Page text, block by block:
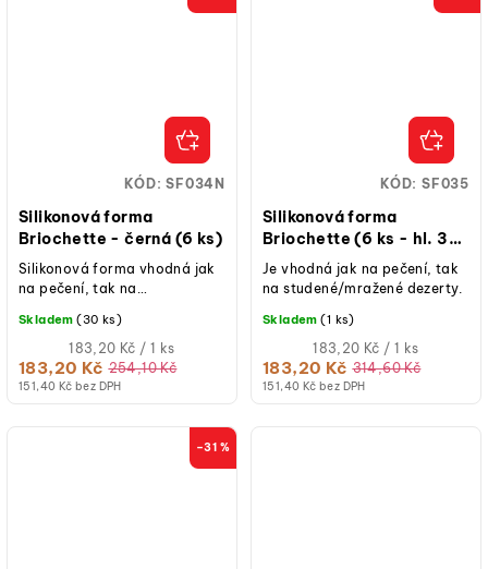
Silikonová forma
Briochette - černá (6 ks)
151,40 Kč bez DPH
183,20 Kč 254,10 Kč
Měrná
cena:
183,20 Kč / 1 ks
Skladem (30 ks)
Silikonová forma vhodná jak
na pečení, tak na
KÓD:SF034N
Silikonová forma
Briochette (6 ks - hl. 3
cm)
151,40 Kč bez DPH
183,20 Kč 314,60 Kč
Měrná
cena:
183,20 Kč / 1 ks
Skladem (1 ks)
Je vhodná jak na pečení, tak
na studené/mražené dezerty.
KÓD: SF035
–31 %